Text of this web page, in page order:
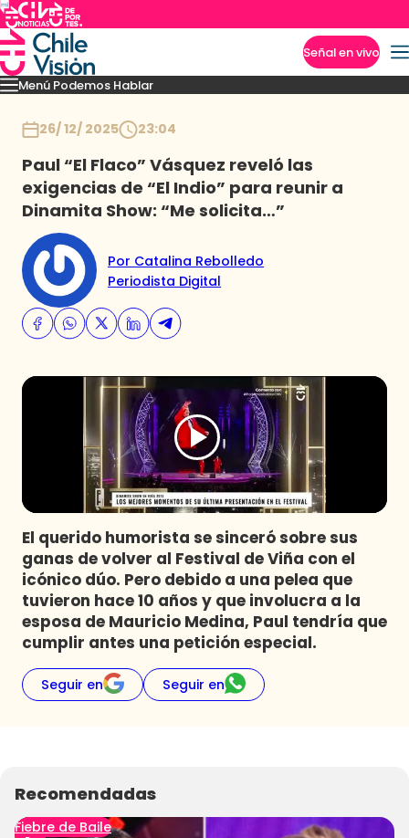
Señal en vivo
Menú Podemos Hablar
Temporada 8 Momentos Novedades Temporadas anteriores
26/ 12/ 2025 23:04
Paul “El Flaco” Vásquez reveló las
exigencias de “El Indio” para reunir a
Dinamita Show: “Me solicita…”
Por Catalina Rebolledo
Periodista Digital
El querido humorista se sinceró sobre sus
ganas de volver al Festival de Viña con el
icónico dúo. Pero debido a una pelea que
tuvieron hace 10 años y que involucra a la
esposa de Mauricio Medina, Paul tendría que
cumplir antes una petición especial.
Seguir en Seguir en
Recomendadas
Fiebre de Baile
Imperdibles
Programas
Club De La Comedia
Contigo en Directo
Plan Perfecto
El Tiempo
Sabingo
Todos Los Programas